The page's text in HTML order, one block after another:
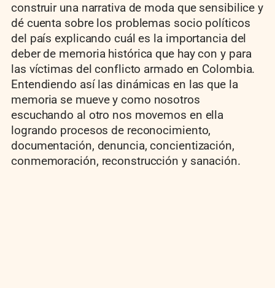
construir una narrativa de moda que sensibilice y
dé cuenta sobre los problemas socio políticos
del país explicando cuál es la importancia del
deber de memoria histórica que hay con y para
las víctimas del conflicto armado en Colombia.
Entendiendo así las dinámicas en las que la
memoria se mueve y como nosotros
escuchando al otro nos movemos en ella
logrando procesos de reconocimiento,
documentación, denuncia, concientización,
conmemoración, reconstrucción y sanación.